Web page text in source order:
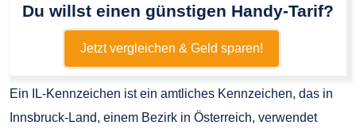
Du willst einen günstigen Handy-Tarif?
Jetzt vergleichen & Geld sparen!
Ein IL-Kennzeichen ist ein amtliches Kennzeichen, das in
Innsbruck-Land, einem Bezirk in Österreich, verwendet